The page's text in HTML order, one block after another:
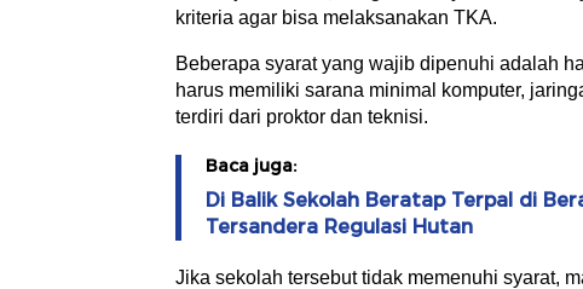
kriteria agar bisa melaksanakan TKA.
Beberapa syarat yang wajib dipenuhi adalah
harus memiliki sarana minimal komputer,
terdiri dari proktor dan teknisi.
Baca juga:
Di Balik Sekolah Beratap Terpal di
Tersandera Regulasi Hutan
Jika sekolah tersebut tidak memenuhi syarat,